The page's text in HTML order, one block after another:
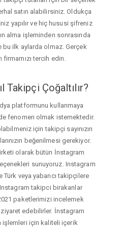
satın alabilirsiniz. Oldukça
yapılır ve hiç hususi şifreniz
alma işleminden sonrasında
ilk aylarda olmaz. Gerçek
tercih edin.
Takipçi Çoğaltılır?
platformunu kullanmaya
fenomen olmak istemektedir.
için takipçi sayınızın
beğenilmesi gerekiyor.
olarak bütün İnstagram
sunuyoruz. Instagram
veya yabancı takipçilere
takipci birakanlar
paketlerimizi incelemek
edebilirler. İnstagram
işlemleri için kaliteli içerik